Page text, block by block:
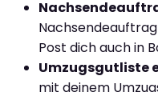
Post dich auch in
Umzugsgutliste
mit deinem